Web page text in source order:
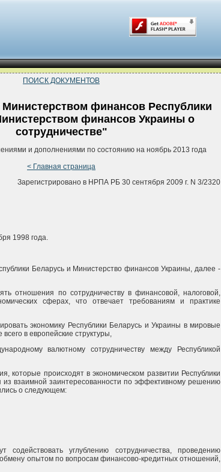
ПОИСК ДОКУМЕНТОВ
финансов Республики
финансов Украины о
сотрудничестве"
и дополнениями по состоянию на ноябрь 2013 года
< Главная страница
Зарегистрировано в НРПА РБ 30 сентября 2009 г. N 3/2320
1998 года.
Беларусь и Министерство финансов Украины, далее -
отношения по сотрудничеству в финансовой, налоговой,
сферах, что отвечает требованиям и практике
экономику Республики Беларусь и Украины в мировые
в европейские структуры,
валютному сотрудничеству между Республикой
которые происходят в экономическом развитии Республики
из взаимной заинтересованности по эффективному решению
о следующем:
содействовать углублению сотрудничества, проведению
опытом по вопросам финансово-кредитных отношений,